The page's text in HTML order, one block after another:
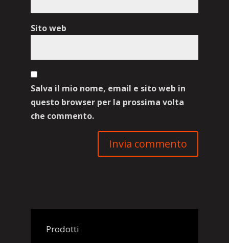
Sito web
Salva il mio nome, email e sito web in
questo browser per la prossima volta
che commento.
Prodotti